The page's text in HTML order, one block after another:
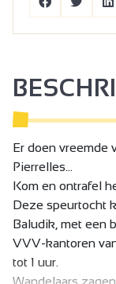
Er doen vreemde
Pierrelles...
Kom en ontrafel
Deze speurtocht
Baludik, met een
VVV-kantoren
tot 1 uur.
Wandelaars